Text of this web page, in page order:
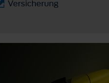
Versicherung